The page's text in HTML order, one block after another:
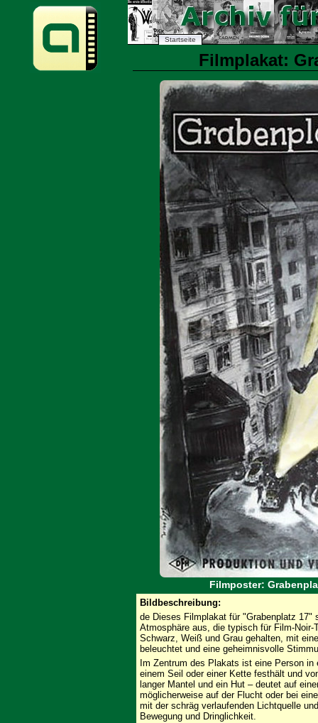
Startseite
Filmplakat:
Filmposter:
Bildbeschreibung:
de Dieses Filmplakat für "Grabenplatz 17"
Atmosphäre aus, die typisch für Film-
Schwarz, Weiß und Grau gehalten, mit
beleuchtet und eine geheimnisvolle
Im Zentrum des Plakats ist eine Person
einem Seil oder einer Kette festhält und
langer Mantel und ein Hut – deutet auf
möglicherweise auf der Flucht oder bei
mit der schräg verlaufenden Lichtquelle
Bewegung und Dringlichkeit.